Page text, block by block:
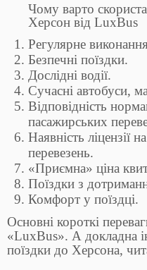
Чому варто
Херсон від LuxBus
Регулярне
Безпечні поїздки.
Дослідні водії.
Сучасні автобуси,
Відповідність
пасажирських
Наявність ліцензії
перевезень.
«Приємна» ціна
Поїздки з
Комфорт у поїздці.
Основні короткі
«LuxBus». А докладна
поїздки до Херсона,